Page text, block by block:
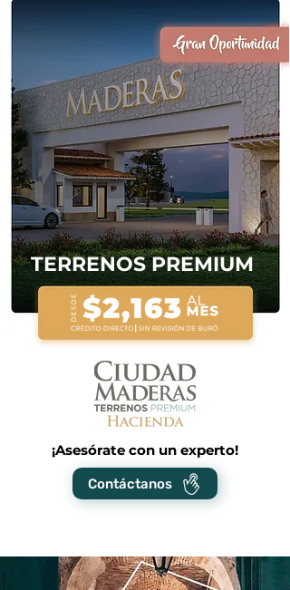
TERRENOS PREMIUM
¡Asesórate con un experto!
Contáctanos